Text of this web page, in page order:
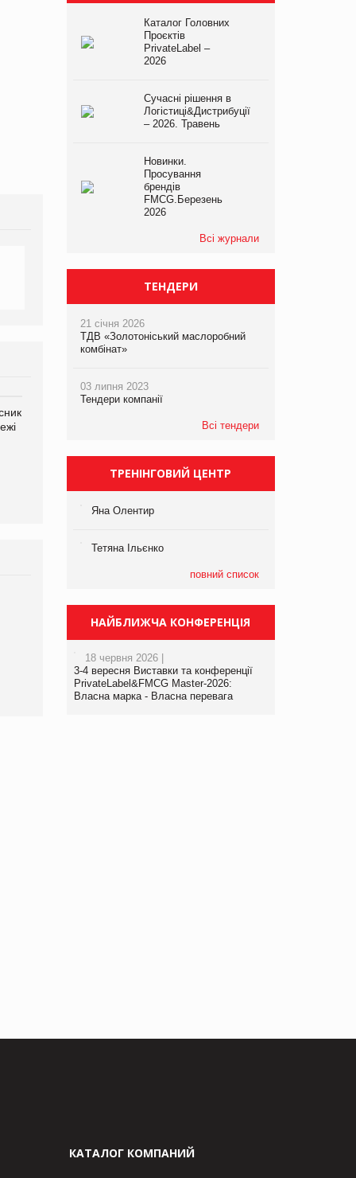
виробництва
компанії «УкраМарин»
Каталог Головних
Проєктів
PrivateLabel –
2026
Сучасні рішення в
Логістиці&Дистрибуції
– 2026. Травень
Новинки.
Просування
брендів
FMCG.Березень
2026
Всі журнали
ТЕНДЕРИ
21 січня 2026
ТДВ «Золотоніський маслоробний
комбінат»
03 липня 2023
Тендери компанії
Всі тендери
ТРЕНІНГОВИЙ ЦЕНТР
Яна Олентир
Тетяна Ільєнко
повний список
НАЙБЛИЖЧА КОНФЕРЕНЦІЯ
18 червня 2026 |
3-4 вересня Виставки та конференції
PrivateLabel&FMCG Master-2026:
Власна марка - Власна перевага
КАТАЛОГ КОМПАНИЙ